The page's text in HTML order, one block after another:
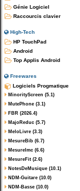
Génie Logiciel
Raccourcis clavier
High-Tech
HP TouchPad
Android
Top Applis Android
Freewares
Logiciels Progmatique
MinorityScreen (5.1)
MutePhone (3.1)
FBR (2026.4)
MajoReduc (5.7)
MeloLivre (3.3)
MesureBib (6.7)
MesureImc (6.6)
MesureFit (2.6)
NotesDeMusique (10.1)
NDM-Guitare (10.0)
NDM-Basse (10.0)